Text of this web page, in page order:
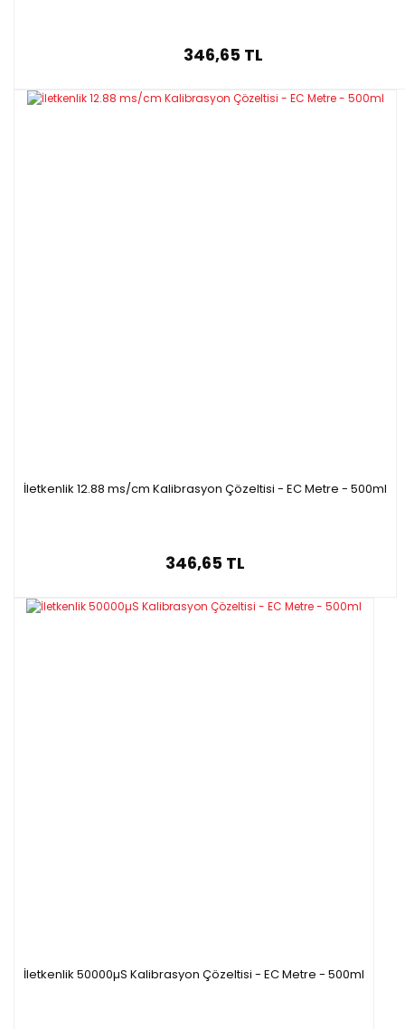
346,65 TL
İletkenlik 12.88 ms/cm Kalibrasyon Çözeltisi - EC Metre - 500ml
346,65 TL
İletkenlik 50000µS Kalibrasyon Çözeltisi - EC Metre - 500ml